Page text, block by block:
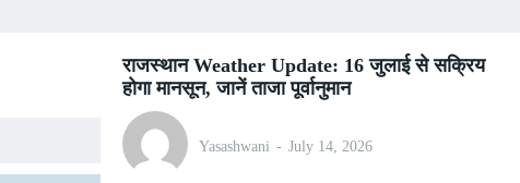
राजस्थान Weather Update: 16 जुलाई से सक्रिय
होगा मानसून, जानें ताजा पूर्वानुमान
Yasashwani - July 14, 2026